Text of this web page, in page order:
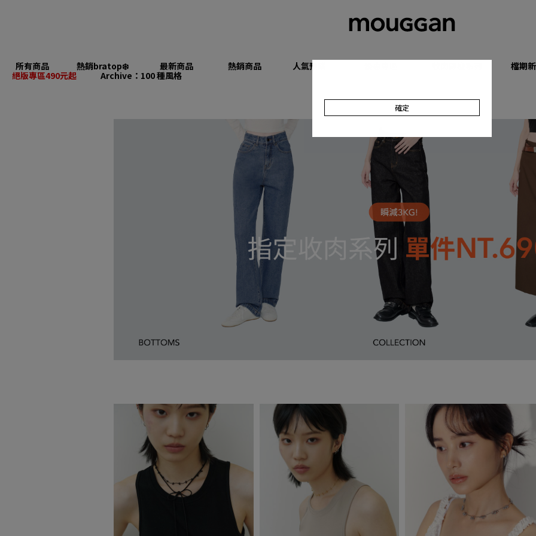
所有商品 熱銷bratop❄️ 最新商品 熱銷商品 人氣預購
檔期
絕版專區490元起
Archive：100 種風格
確定